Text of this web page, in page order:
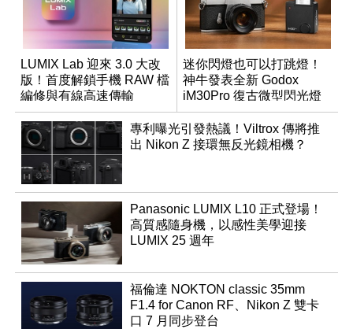
LUMIX Lab 迎來 3.0 大改
版！首度解鎖手機 RAW 檔
編修與有線高速傳輸
迷你閃燈也可以打跳燈！
神牛發表全新 Godox
iM30Pro 復古微型閃光燈
專利曝光引發熱議！Viltrox 傳將推
出 Nikon Z 接環無反光鏡相機？
Panasonic LUMIX L10 正式登場！
高質感隨身機，以感性美學迎接
LUMIX 25 週年
福倫達 NOKTON classic 35mm
F1.4 for Canon RF、Nikon Z 雙卡
口 7 月同步登台